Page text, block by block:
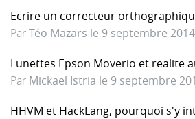
Ecrire un correcteur
ParTéo Mazars le 9 septembre 2014
Lunettes Epson Moverio et realite
Par Mickael Istria le 9 septembre
HHVM et HackLang, pourquoi s'y